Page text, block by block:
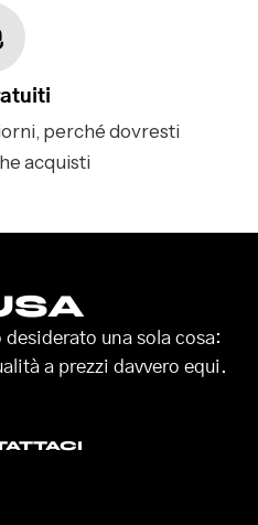
perché dovresti
acquisti
una sola cosa:
a prezzi davvero equi.